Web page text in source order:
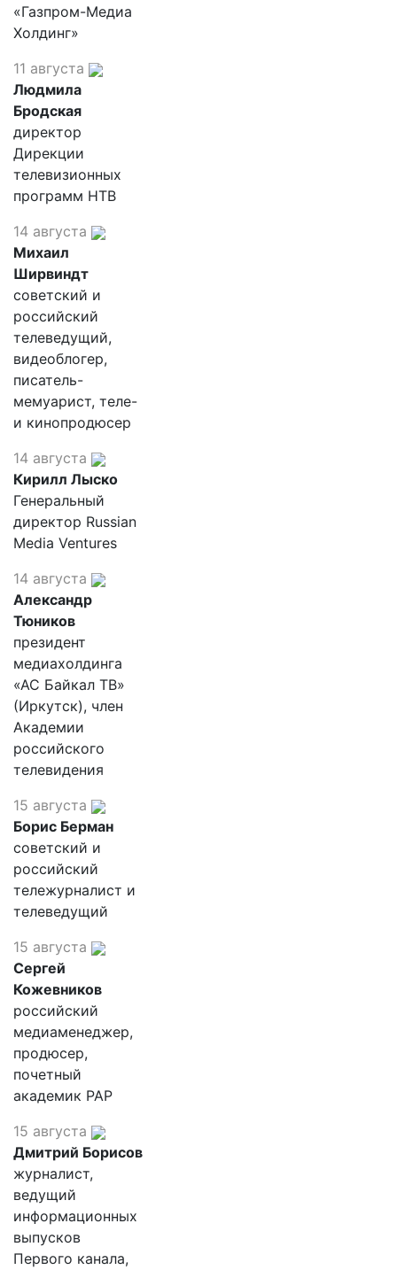
«Газпром-Медиа
Холдинг»
11 августа
Людмила
Бродская
директор
Дирекции
телевизионных
программ НТВ
14 августа
Михаил
Ширвиндт
советский и
российский
телеведущий,
видеоблогер,
писатель-
мемуарист, теле-
и кинопродюсер
14 августа
Кирилл Лыско
Генеральный
директор Russian
Media Ventures
14 августа
Александр
Тюников
президент
медиахолдинга
«АС Байкал ТВ»
(Иркутск), член
Академии
российского
телевидения
15 августа
Борис Берман
советский и
российский
тележурналист и
телеведущий
15 августа
Сергей
Кожевников
российский
медиаменеджер,
продюсер,
почетный
академик РАР
15 августа
Дмитрий Борисов
журналист,
ведущий
информационных
выпусков
Первого канала,